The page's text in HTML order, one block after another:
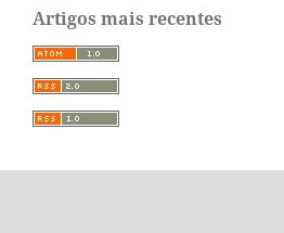
Artigos mais recentes